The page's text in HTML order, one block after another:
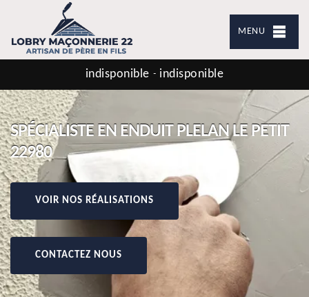
MENU
indisponible - indisponible
SPÉCIALISTE EN ENDUIT PLELAN LE PETIT
22980
VOIR NOS RÉALISATIONS
CONTACTEZ NOUS